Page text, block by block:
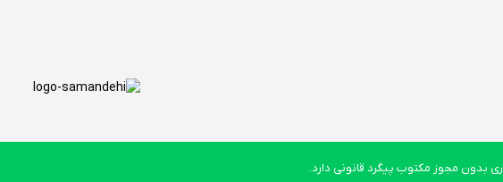
بدون مجوز مکتوب پیگرد قانونی دارد.